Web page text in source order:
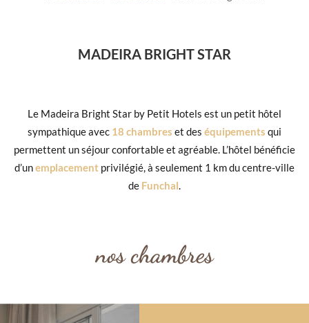
MADEIRA BRIGHT STAR
Le Madeira Bright Star by Petit Hotels est un petit hôtel
sympathique avec 18 chambres et des équipements qui
permettent un séjour confortable et agréable. L’hôtel bénéficie
d’unemplacement privilégié, à seulement 1 km du centre-ville
de Funchal.
nos chambres